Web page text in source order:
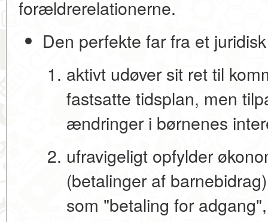
forældrerelationerne.
Den perfekte far fra et
aktivt udøver sit ret til
fastsatte tidsplan, men
ændringer i børnenes
ufravigeligt opfylder
(betalinger af
som "betaling for